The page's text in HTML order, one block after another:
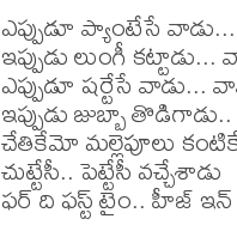
ఎప్పుడూ ప్యాంటేసే వాడు...
ఇప్పుడు లుంగీ కట్టాడు...
ఎప్పుడూ షర్టేసే వాడు...
ఇప్పుడు జుబ్బా
చేతికేమో మల్లెపూలు
చుట్టేసీ.. పెట్టేసీ వచ్చేశాడు
ఫర్ ది ఫస్ట్ టైం.. హీజ్